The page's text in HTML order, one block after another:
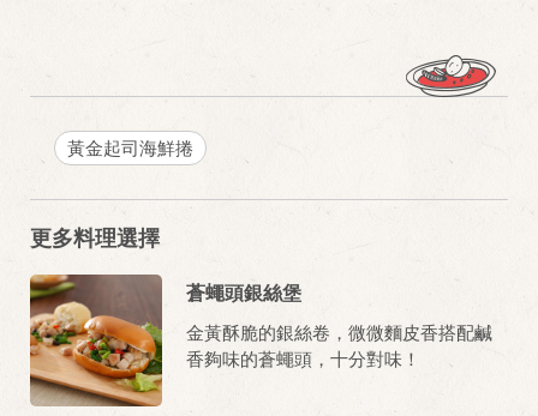
黃金起司海鮮捲
更多料理選擇
蒼蠅頭銀絲堡
金黃酥脆的銀絲卷，微微麵皮香搭配鹹
香夠味的蒼蠅頭，十分對味！